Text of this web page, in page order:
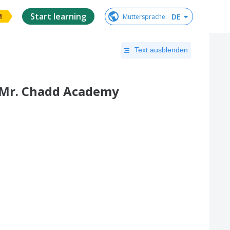
Start learning Muttersprache: DE
Text ausblenden
Chadd Academy